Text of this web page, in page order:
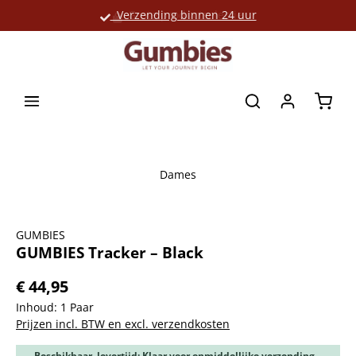
Verzending binnen 24 uur
Grote productselectie
Dames
GUMBIES
GUMBIES Tracker – Black
€ 44,95
Inhoud: 1 Paar
Prijzen incl. BTW en excl. verzendkosten